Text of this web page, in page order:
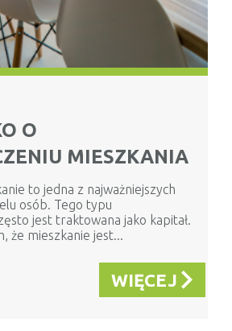
O
MIESZKANIA
to jedna z najważniejszych
osób. Tego typu
jest traktowana jako kapitał.
że mieszkanie jest...
WIĘCEJ